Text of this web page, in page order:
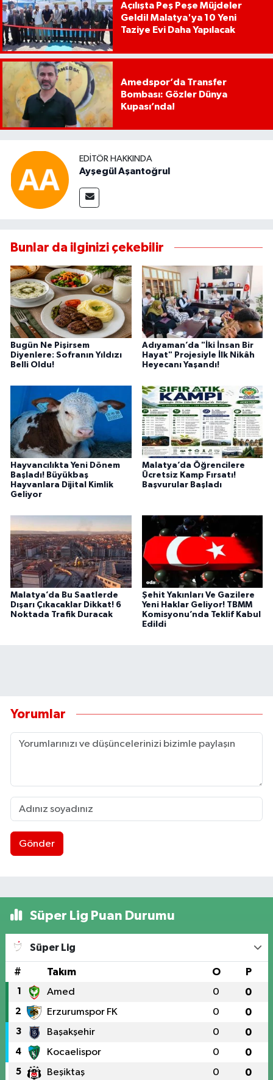
Açılışta Peş Peşe Müjdeler
Geldi! Malatya'ya 10 Yeni
Taziye Evi Daha Yapılacak
Amedspor’da Transfer
Bombası: Gözler Dünya
Kupası’nda!
EDITÖR HAKKINDA
Ayşegül Aşantoğrul
Bunlar da ilginizi çekebilir
Bugün Ne Pişirsem
Diyenlere: Sofranın Yıldızı
Belli Oldu!
Adıyaman’da "İki İnsan Bir
Hayat" Projesiyle İlk Nikâh
Heyecanı Yaşandı!
Hayvancılıkta Yeni Dönem
Başladı! Büyükbaş
Hayvanlara Dijital Kimlik
Geliyor
Malatya’da Öğrencilere
Ücretsiz Kamp Fırsatı!
Başvurular Başladı
Malatya’da Bu Saatlerde
Dışarı Çıkacaklar Dikkat! 6
Noktada Trafik Duracak
Şehit Yakınları Ve Gazilere
Yeni Haklar Geliyor! TBMM
Komisyonu’nda Teklif Kabul
Edildi
Yorumlar
Gönder
Süper Lig Puan Durumu
Süper Lig
# Takım O P
1 Amed 0 0
2 Erzurumspor FK 0 0
3 Başakşehir 0 0
4 Kocaelispor 0 0
5 Beşiktaş 0 0